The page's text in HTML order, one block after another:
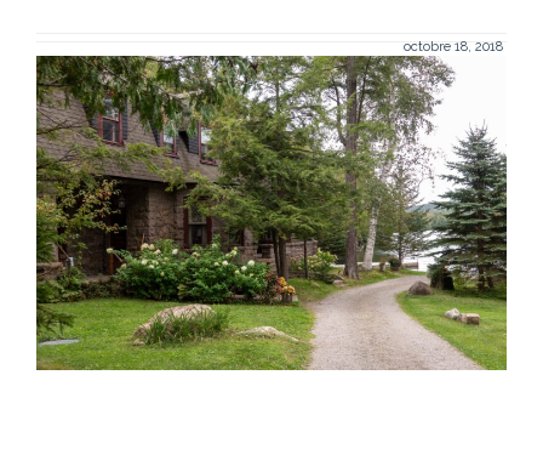
octobre 18, 2018